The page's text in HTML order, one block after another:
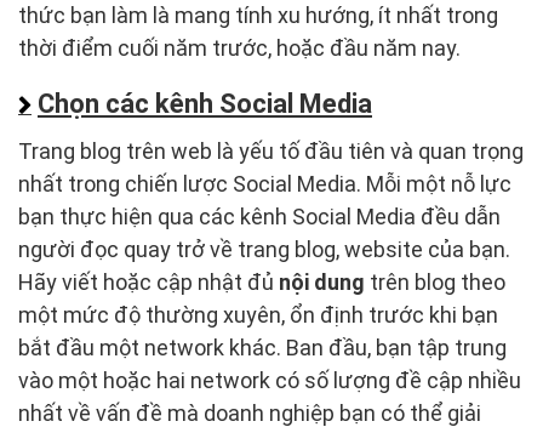
thức bạn làm là mang tính xu hướng, ít nhất trong
thời điểm cuối năm trước, hoặc đầu năm nay.
Chọn các kênh Social Media
Trang blog trên web là yếu tố đầu tiên và quan trọng
nhất trong chiến lược Social Media. Mỗi một nỗ lực
bạn thực hiện qua các kênh Social Media đều dẫn
người đọc quay trở về trang blog, website của bạn.
Hãy viết hoặc cập nhật đủ nội dung trên blog theo
một mức độ thường xuyên, ổn định trước khi bạn
bắt đầu một network khác. Ban đầu, bạn tập trung
vào một hoặc hai network có số lượng đề cập nhiều
nhất về vấn đề mà doanh nghiệp bạn có thể giải